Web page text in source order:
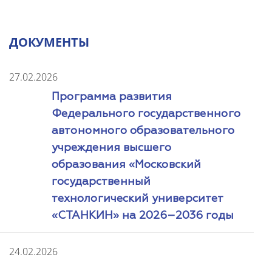
ДОКУМЕНТЫ
27.02.2026
Программа развития
Федерального государственного
автономного образовательного
учреждения высшего
образования «Московский
государственный
технологический университет
«СТАНКИН» на 2026–2036 годы
24.02.2026